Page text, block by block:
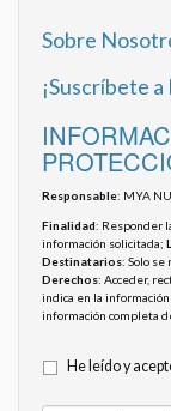
Sobre
¡Suscríbete
Responsable: MYA
Finalidad: Responder
información solicitada;
Destinatarios: Solo
Derechos: Acceder,
indica en la
información completa
He leído y